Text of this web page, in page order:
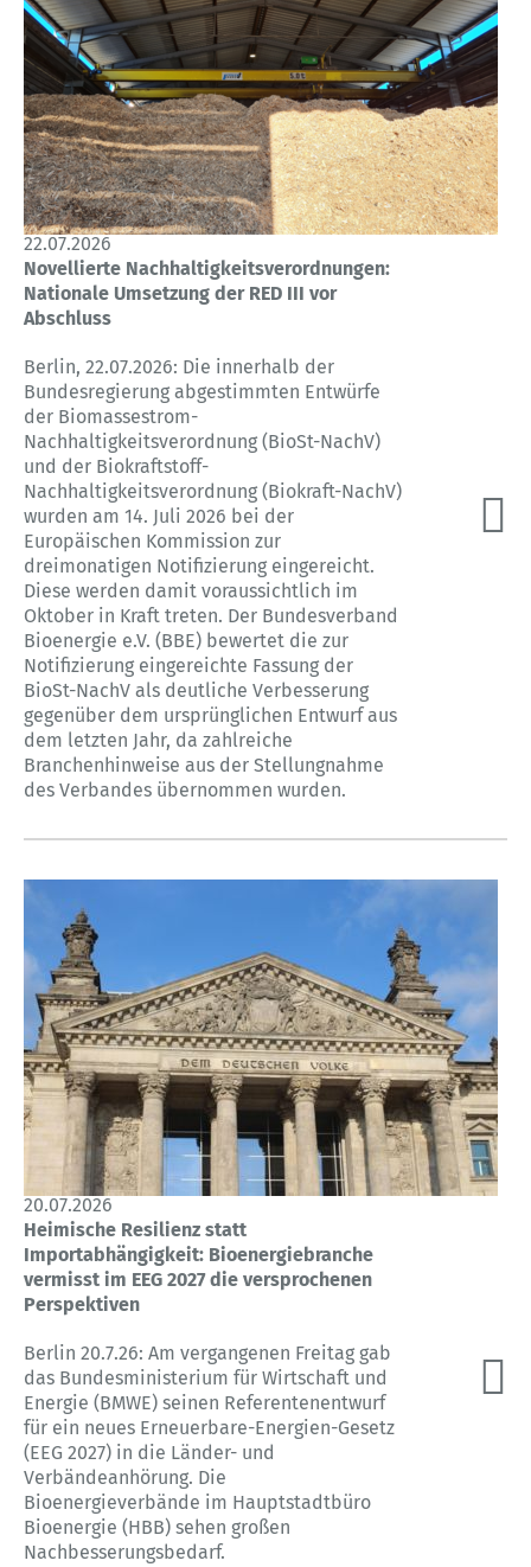
22.07.2026
Novellierte Nachhaltigkeitsverordnungen:
Nationale Umsetzung der RED III vor
Abschluss
Berlin, 22.07.2026: Die innerhalb der
Bundesregierung abgestimmten Entwürfe
der Biomassestrom-
Nachhaltigkeitsverordnung (BioSt-NachV)
und der Biokraftstoff-
Nachhaltigkeitsverordnung (Biokraft-NachV)
wurden am 14. Juli 2026 bei der
Europäischen Kommission zur
dreimonatigen Notifizierung eingereicht.
Diese werden damit voraussichtlich im
Oktober in Kraft treten. Der Bundesverband
Bioenergie e.V. (BBE) bewertet die zur
Notifizierung eingereichte Fassung der
BioSt-NachV als deutliche Verbesserung
gegenüber dem ursprünglichen Entwurf aus
dem letzten Jahr, da zahlreiche
Branchenhinweise aus der Stellungnahme
des Verbandes übernommen wurden.
20.07.2026
Heimische Resilienz statt
Importabhängigkeit: Bioenergiebranche
vermisst im EEG 2027 die versprochenen
Perspektiven
Berlin 20.7.26: Am vergangenen Freitag gab
das Bundesministerium für Wirtschaft und
Energie (BMWE) seinen Referentenentwurf
für ein neues Erneuerbare-Energien-Gesetz
(EEG 2027) in die Länder- und
Verbändeanhörung. Die
Bioenergieverbände im Hauptstadtbüro
Bioenergie (HBB) sehen großen
Nachbesserungsbedarf.